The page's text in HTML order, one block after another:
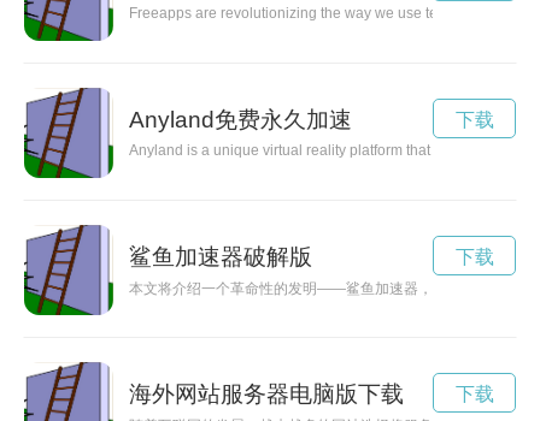
Freeapps are revolutionizing the way we use technology,
Anyland免费永久加速
Anyland is a unique virtual reality platform that allows users
下载
鲨鱼加速器破解版
本文将介绍一个革命性的发明——鲨鱼加速器，它是如何模仿鲨
下载
海外网站服务器电脑版下载 下载